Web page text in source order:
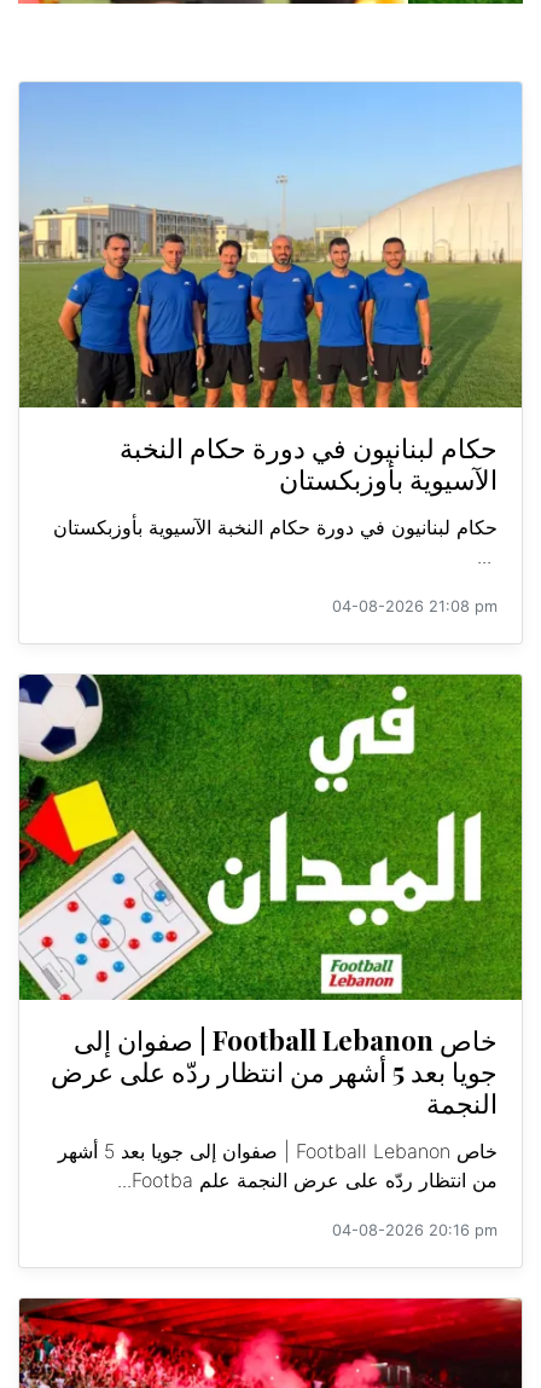
حكام لبنانيون في دورة حكام النخبة
الآسيوية بأوزبكستان
حكام لبنانيون في دورة حكام النخبة الآسيوية بأوزبكستان
...
04-08-2026 21:08 pm
خاص Football Lebanon | صفوان إلى
جويا بعد 5 أشهر من انتظار ردّه على عرض
النجمة
خاص Football Lebanon | صفوان إلى جويا بعد 5 أشهر
من انتظار ردّه على عرض النجمة علم Footba...
04-08-2026 20:16 pm